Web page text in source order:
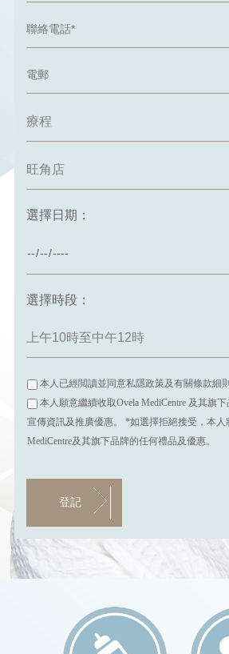
選擇日期：
選擇時段：
本人已經閲讀並同意私隱政策及有關條款細則
本人願意繼續收取Ovela MediCentre 及其旗下
宣傳資訊及推廣優惠。 *如選擇拒絕接受，本人
MediCentre及其旗下品牌的任何禮品及優惠。